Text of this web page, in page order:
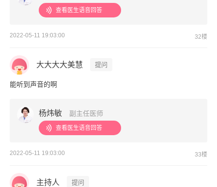
查看医生语音回答
2022-05-11 19:03:00 32楼
大大大大美慧 提问
能听到声音的啊
杨炜敏 副主任医师
查看医生语音回答
2022-05-11 19:03:00 33楼
主持人 提问